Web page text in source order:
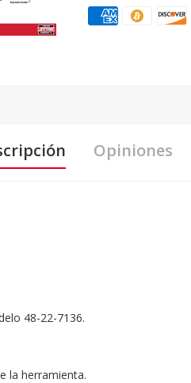
Opiniones
48-22-7136.
la herramienta.